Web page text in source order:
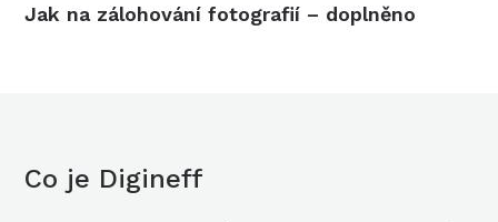
Jak na zálohování fotografií – doplněno
Co je Digineff